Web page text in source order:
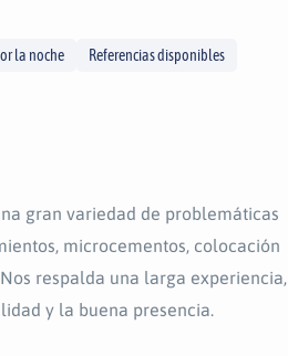
la noche Referencias disponibles
gran variedad de problemáticas
microcementos, colocación
respalda una larga experiencia,
y la buena presencia.